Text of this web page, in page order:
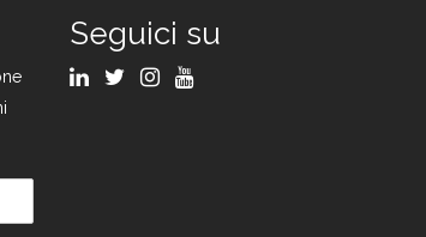
Seguici su